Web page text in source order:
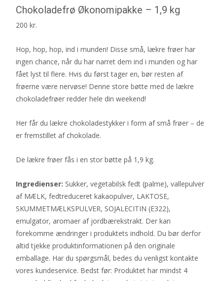
Chokoladefrø Økonomipakke – 1,9 kg
200 kr.
Hop, hop, hop, ind i munden! Disse små, lækre frøer har
ingen chance, når du har narret dem ind i munden og har
fået lyst til flere. Hvis du først tager en, bør resten af
frøerne være nervøse! Denne store bøtte med de lækre
chokoladefrøer redder hele din weekend!
Her får du lækre chokoladestykker i form af små frøer – de
er fremstillet af chokolade.
De lækre frøer fås i en stor bøtte på 1,9 kg.
Ingredienser: Sukker, vegetabilsk fedt (palme), vallepulver
af MÆLK, fedtreduceret kakaopulver, LAKTOSE,
SKUMMETMÆLKSPULVER, SOJALECITIN (E322),
emulgator, aromaer af jordbærekstrakt. Der kan
forekomme ændringer i produktets indhold. Du bør derfor
altid tjekke produktinformationen på den originale
emballage. Har du spørgsmål, bedes du venligst kontakte
vores kundeservice. Bedst før: Produktet har mindst 4